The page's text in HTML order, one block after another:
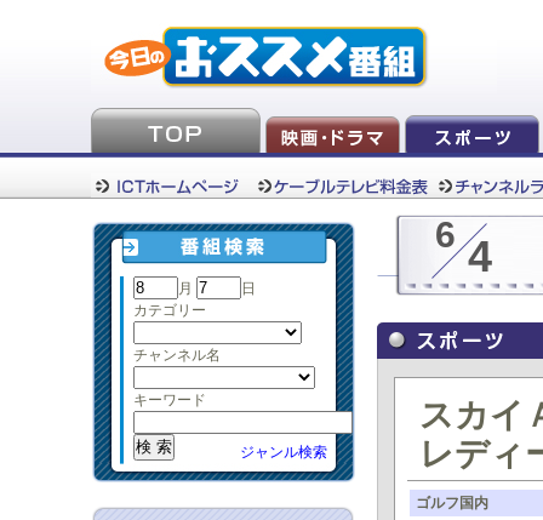
月
日
カテゴリー
チャンネル名
キーワード
ジャンル検索
6 4
スカイ
レディ
ゴルフ国内